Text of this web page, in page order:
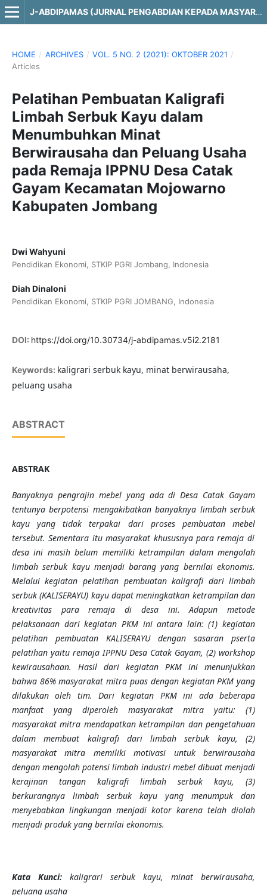
J-ABDIPAMAS (JURNAL PENGABDIAN KEPADA MASYARAKAT)
HOME / ARCHIVES / VOL. 5 NO. 2 (2021): OKTOBER 2021 /
Articles
Pelatihan Pembuatan Kaligrafi
Limbah Serbuk Kayu dalam
Menumbuhkan Minat
Berwirausaha dan Peluang Usaha
pada Remaja IPPNU Desa Catak
Gayam Kecamatan Mojowarno
Kabupaten Jombang
Dwi Wahyuni
Pendidikan Ekonomi, STKIP PGRI Jombang, Indonesia
Diah Dinaloni
Pendidikan Ekonomi, STKIP PGRI JOMBANG, Indonesia
DOI: https://doi.org/10.30734/j-abdipamas.v5i2.2181
Keywords: kaligrari serbuk kayu, minat berwirausaha,
peluang usaha
ABSTRACT
ABSTRAK
Banyaknya pengrajin mebel yang ada di Desa Catak Gayam
tentunyaberpotensi mengakibatkanbanyaknya limbahserbuk
kayuyang tidak terpakai dari proses pembuatan mebel
tersebut. Sementara itu masyarakat khususnya para remaja di
desa ini masih belum memiliki ketrampilan dalam mengolah
limbah serbuk kayu menjadi barang yang bernilai ekonomis.
Melalui kegiatan pelatihan pembuatan kaligrafi dari limbah
serbuk (KALISERAYU) kayu dapat meningkatkan ketrampilan dan
kreativitas para remaja di desa ini. Adapun metode
pelaksanaan dari kegiatan PKM ini antara lain: (1) kegiatan
pelatihan pembuatan KALISERAYU dengan sasaran pserta
pelatihan yaitu remaja IPPNU Desa Catak Gayam, (2) workshop
kewirausahaan. Hasil dari kegiatan PKM ini menunjukkan
bahwa 86% masyarakat mitra puas dengan kegiatan PKM yang
dilakukan oleh tim. Dari kegiatan PKM ini ada beberapa
manfaat yang diperoleh masyarakat mitra yaitu: (1)
masyarakat mitra mendapatkan ketrampilan dan pengetahuan
dalam membuat kaligrafi dari limbah serbuk kayu, (2)
masyarakat mitra memiliki motivasi untuk berwirausaha
dengan mengolah potensi limbah industri mebel dibuat menjadi
kerajinan tangan kaligrafi limbah serbuk kayu, (3)
berkurangnya limbah serbuk kayu yang menumpuk dan
menyebabkan lingkungan menjadi kotor karena telah diolah
menjadi produk yang bernilai ekonomis.
Kata Kunci:kaligrari serbuk kayu, minat berwirausaha,
peluang usaha